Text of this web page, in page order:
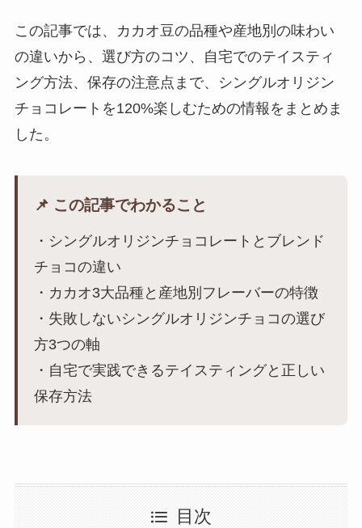
この記事では、カカオ豆の品種や産地別の味わい
の違いから、選び方のコツ、自宅でのテイスティ
ング方法、保存の注意点まで、シングルオリジン
チョコレートを120%楽しむための情報をまとめま
した。
📌 この記事でわかること
・シングルオリジンチョコレートとブレンド
チョコの違い
・カカオ3大品種と産地別フレーバーの特徴
・失敗しないシングルオリジンチョコの選び
方3つの軸
・自宅で実践できるテイスティングと正しい
保存方法
目次